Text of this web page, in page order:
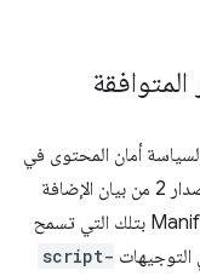
معيّنة لسياسة أمان المحتوى في
التي كان الإصدار 2 من بيان الإضافة
يسمح بها. على وجه التحديد، لا يسمح Manifest V3 بتلك التي تسمح
التوجيهات script-